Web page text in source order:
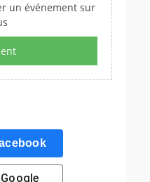
un événement sur
Google